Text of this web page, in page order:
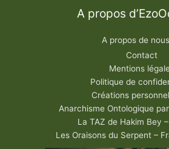
A propos
A propos de nous
Contact
Mentions
Politique de
Créations
Anarchisme Ontologique
La TAZ de Hakim Bey
Les Oraisons du Serpent –